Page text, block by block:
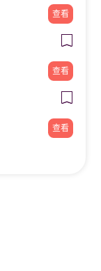
查看
查看
查看